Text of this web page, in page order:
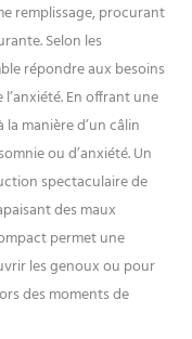
n'est pas
visuel. Les
de poids
conçus
un confort
à une
Idée
: la
Kaisa pour
en
et est
boîte cadeau
remplissage, procurant
Selon les
répondre aux besoins
En offrant une
manière d’un câlin
ou d’anxiété. Un
spectaculaire de
des maux
permet une
les genoux ou pour
des moments de